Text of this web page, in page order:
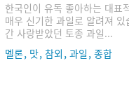
한국인이 유독 좋아하는 대
매우 신기한 과일로 알려져
간 사랑받았던 토종 과일...
멜론, 맛, 참외, 과일, 종합